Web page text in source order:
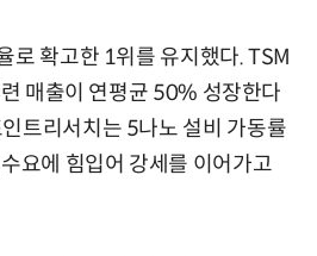
로 확고한 1위를 유지했다. TSM
매출이 연평균 50% 성장한다
트리서치는 5나노 설비 가동률
요에 힘입어 강세를 이어가고